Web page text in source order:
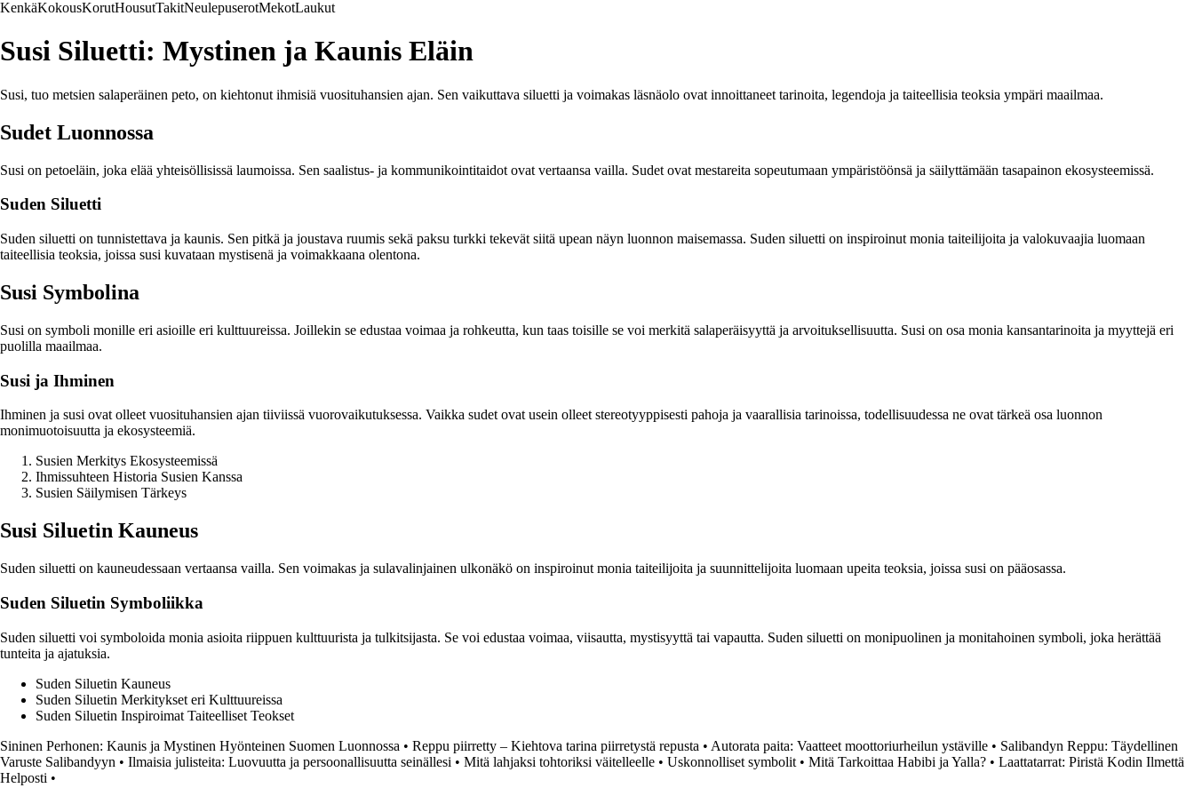
KenkäKokousKorutHousutTakitNeulepuserotMekotLaukut
Susi Siluetti: Mystinen ja Kaunis Eläin
Susi, tuo metsien salaperäinen peto, on kiehtonut ihmisiä vuosituhansien ajan. Sen vaikuttava siluetti ja voimakas läsnäolo ovat innoittaneet tarinoita, legendoja ja taiteellisia teoksia ympäri maailmaa.
Sudet Luonnossa
Susi on petoeläin, joka elää yhteisöllisissä laumoissa. Sen saalistus- ja kommunikointitaidot ovat vertaansa vailla. Sudet ovat mestareita sopeutumaan ympäristöönsä ja säilyttämään tasapainon ekosysteemissä.
Suden Siluetti
Suden siluetti on tunnistettava ja kaunis. Sen pitkä ja joustava ruumis sekä paksu turkki tekevät siitä upean näyn luonnon maisemassa. Suden siluetti on inspiroinut monia taiteilijoita ja valokuvaajia luomaan
taiteellisia teoksia, joissa susi kuvataan mystisenä ja voimakkaana olentona.
Susi Symbolina
Susi on symboli monille eri asioille eri kulttuureissa. Joillekin se edustaa voimaa ja rohkeutta, kun taas toisille se voi merkitä salaperäisyyttä ja arvoituksellisuutta. Susi on osa monia kansantarinoita ja myyttejä eri
puolilla maailmaa.
Susi ja Ihminen
Ihminen ja susi ovat olleet vuosituhansien ajan tiiviissä vuorovaikutuksessa. Vaikka sudet ovat usein olleet stereotyyppisesti pahoja ja vaarallisia tarinoissa, todellisuudessa ne ovat tärkeä osa luonnon
monimuotoisuutta ja ekosysteemiä.
Susien Merkitys Ekosysteemissä
Ihmissuhteen Historia Susien Kanssa
Susien Säilymisen Tärkeys
Susi Siluetin Kauneus
Suden siluetti on kauneudessaan vertaansa vailla. Sen voimakas ja sulavalinjainen ulkonäkö on inspiroinut monia taiteilijoita ja suunnittelijoita luomaan upeita teoksia, joissa susi on pääosassa.
Suden Siluetin Symboliikka
Suden siluetti voi symboloida monia asioita riippuen kulttuurista ja tulkitsijasta. Se voi edustaa voimaa, viisautta, mystisyyttä tai vapautta. Suden siluetti on monipuolinen ja monitahoinen symboli, joka herättää
tunteita ja ajatuksia.
Suden Siluetin Kauneus
Suden Siluetin Merkitykset eri Kulttuureissa
Suden Siluetin Inspiroimat Taiteelliset Teokset
Sininen Perhonen: Kaunis ja Mystinen Hyönteinen Suomen Luonnossa • Reppu piirretty – Kiehtova tarina piirretystä repusta • Autorata paita: Vaatteet moottoriurheilun ystäville • Salibandyn Reppu: Täydellinen
Varuste Salibandyyn • Ilmaisia julisteita: Luovuutta ja persoonallisuutta seinällesi • Mitä lahjaksi tohtoriksi väitelleelle • Uskonnolliset symbolit • Mitä Tarkoittaa Habibi ja Yalla? • Laattatarrat: Piristä Kodin Ilmettä
Helposti •